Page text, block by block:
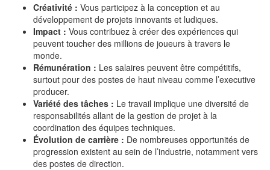
Créativité : Vous participez à la conception et au
développement de projets innovants et ludiques.
Impact : Vous contribuez à créer des expériences qui
peuvent toucher des millions de joueurs à travers le
monde.
Rémunération : Les salaires peuvent être compétitifs,
surtout pour des postes de haut niveau comme l’executive
producer.
Variété des tâches : Le travail implique une diversité de
responsabilités allant de la gestion de projet à la
coordination des équipes techniques.
Évolution de carrière : De nombreuses opportunités de
progression existent au sein de l’industrie, notamment vers
des postes de direction.